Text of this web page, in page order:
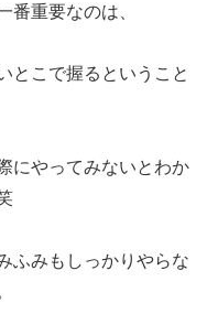
番重要なのは、
とこで握るということ
にやってみないとわか
ふみもしっかりやらな